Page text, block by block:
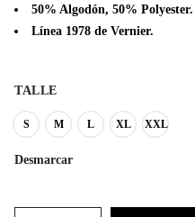
50% Algodón, 50% Polyester.
Línea 1978 de Vernier.
TALLE
S M L XL XXL
Desmarcar